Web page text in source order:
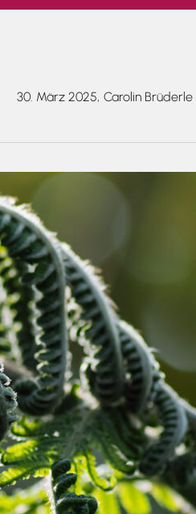
30. März 2025, Carolin Brüderle